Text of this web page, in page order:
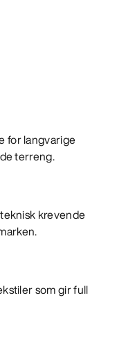
for langvarige
terreng.
krevende
som gir full